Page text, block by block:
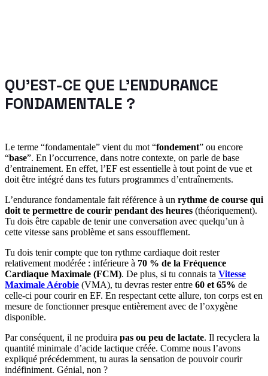
QU’EST-CE QUE L’ENDURANCE
FONDAMENTALE ?
Le terme “fondamentale” vient du mot “fondement” ou encore
“base”. En l’occurrence, dans notre contexte, on parle de base
d’entrainement. En effet, l’EF est essentielle à tout point de vue et
doit être intégré dans tes futurs programmes d’entraînements.
L’endurance fondamentale fait référence à un rythme de course qui
doit te permettre de courir pendant des heures (théoriquement).
Tu dois être capable de tenir une conversation avec quelqu’un à
cette vitesse sans problème et sans essoufflement.
Tu dois tenir compte que ton rythme cardiaque doit rester
relativement modérée : inférieure à 70 % de la Fréquence
Cardiaque Maximale (FCM). De plus, si tu connais ta Vitesse
Maximale Aérobie (VMA), tu devras rester entre 60 et 65% de
celle-ci pour courir en EF. En respectant cette allure, ton corps est en
mesure de fonctionner presque entièrement avec de l’oxygène
disponible.
Par conséquent, il ne produira pas ou peu de lactate. Il recyclera la
quantité minimale d’acide lactique créée. Comme nous l’avons
expliqué précédemment, tu auras la sensation de pouvoir courir
indéfiniment. Génial, non ?